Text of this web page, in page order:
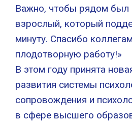
Важно, чтобы рядом был
взрослый, который
минуту. Спасибо
плодотворную работу!»
В этом году принята
развития системы
сопровождения и
в сфере высшего